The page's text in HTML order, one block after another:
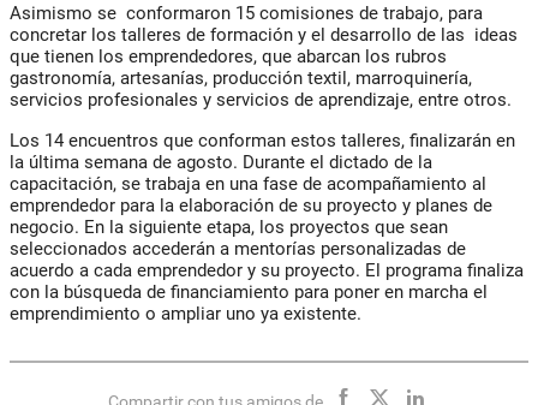
Asimismo se conformaron 15 comisiones de trabajo, para
concretar los talleres de formación y el desarrollo de las ideas
que tienen los emprendedores, que abarcan los rubros
gastronomía, artesanías, producción textil, marroquinería,
servicios profesionales y servicios de aprendizaje, entre otros.
Los 14 encuentros que conforman estos talleres, finalizarán en
la última semana de agosto. Durante el dictado de la
capacitación, se trabaja en una fase de acompañamiento al
emprendedor para la elaboración de su proyecto y planes de
negocio. En la siguiente etapa, los proyectos que sean
seleccionados accederán a mentorías personalizadas de
acuerdo a cada emprendedor y su proyecto. El programa finaliza
con la búsqueda de financiamiento para poner en marcha el
emprendimiento o ampliar uno ya existente.
Compartir con tus amigos de